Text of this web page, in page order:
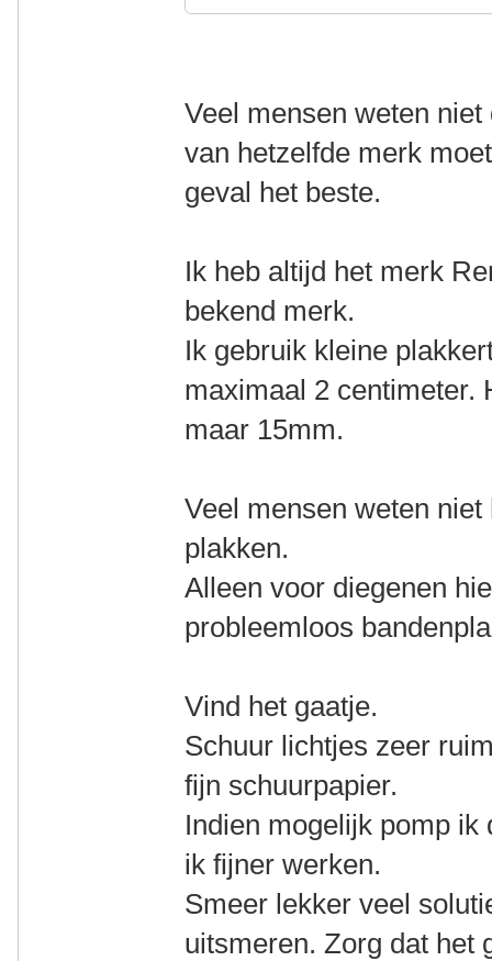
Veel mensen weten
van hetzelfde merk
geval het beste.
Ik heb altijd het merk
bekend merk.
Ik gebruik kleine
maximaal 2 centimeter.
maar 15mm.
Veel mensen weten
plakken.
Alleen voor diegenen
probleemloos
Vind het gaatje.
Schuur lichtjes zeer
fijn schuurpapier.
Indien mogelijk pomp ik
ik fijner werken.
Smeer lekker veel
uitsmeren. Zorg dat het